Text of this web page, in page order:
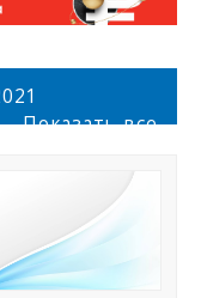
Показать все